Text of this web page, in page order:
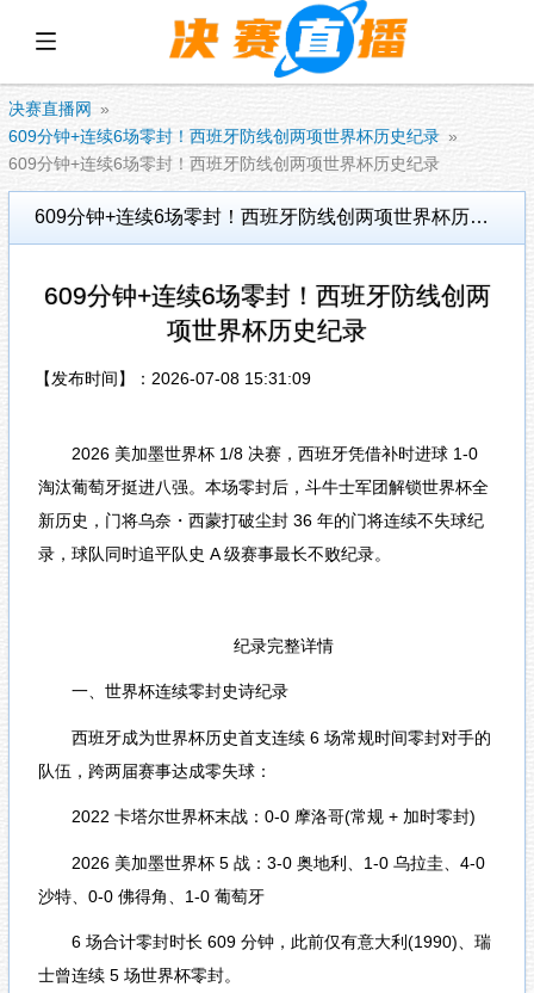
决赛直播网
609分钟+连续6场零封！西班牙防线创两项世界杯历史纪录
609分钟+连续6场零封！西班牙防线创两项世界杯历史纪录
609分钟+连续6场零封！西班牙防线创两项世界杯历史纪录
609分钟+连续6场零封！西班牙防线创两
项世界杯历史纪录
【发布时间】：2026-07-08 15:31:09
2026 美加墨世界杯 1/8 决赛，西班牙凭借补时进球 1-0
淘汰葡萄牙挺进八强。本场零封后，斗牛士军团解锁世界杯全
新历史，门将乌奈・西蒙打破尘封 36 年的门将连续不失球纪
录，球队同时追平队史 A 级赛事最长不败纪录。
纪录完整详情
一、世界杯连续零封史诗纪录
西班牙成为世界杯历史首支连续 6 场常规时间零封对手的
队伍，跨两届赛事达成零失球：
2022 卡塔尔世界杯末战：0-0 摩洛哥(常规 + 加时零封)
2026 美加墨世界杯 5 战：3-0 奥地利、1-0 乌拉圭、4-0
沙特、0-0 佛得角、1-0 葡萄牙
6 场合计零封时长 609 分钟，此前仅有意大利(1990)、瑞
士曾连续 5 场世界杯零封。